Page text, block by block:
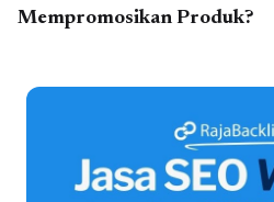
Mempromosikan Produk?